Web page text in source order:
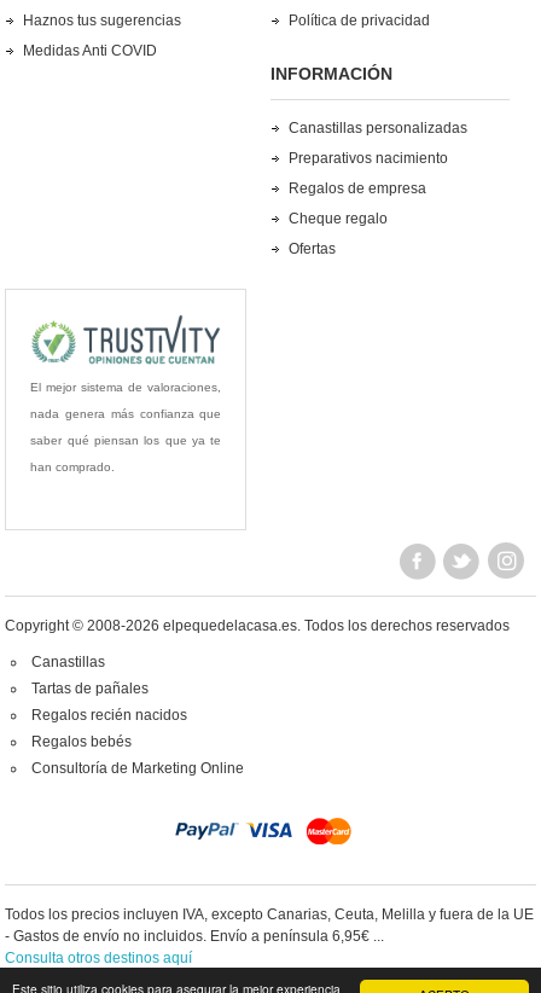
Este sitio utiliza cookies para asegurar la mejor experiencia
Haznos tus sugerencias
Medidas Anti COVID
Política de privacidad
INFORMACIÓN
Canastillas personalizadas
Preparativos nacimiento
Regalos de empresa
Cheque regalo
Ofertas
El mejor sistema de valoraciones,
nada genera más confianza que
saber qué piensan los que ya te
han comprado.
Copyright © 2008-2026 elpequedelacasa.es.Todos los derechos reservados
Canastillas
Tartas de pañales
Regalos recién nacidos
Regalos bebés
Consultoría de Marketing Online
Todos los precios incluyen IVA, excepto Canarias, Ceuta, Melilla y fuera de la UE
- Gastos de envío no incluidos. Envío a península 6,95€ ...
Consulta otros destinos aquí